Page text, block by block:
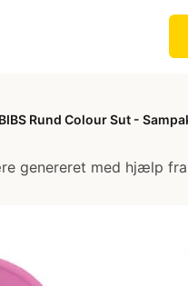
BIBS Rund Colour Sut -
genereret med hjælp fra